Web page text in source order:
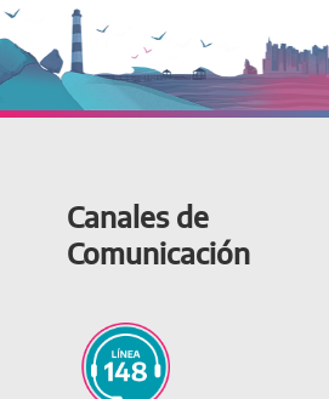
Canales de
Comunicación